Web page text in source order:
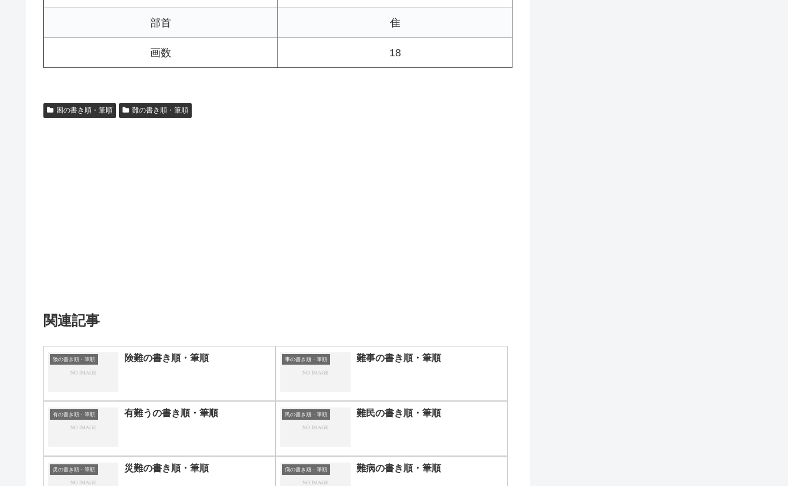
部首 隹
画数 18
困の書き順・筆順 難の書き順・筆順
関連記事
険の書き順・筆順 険難の書き順・筆順 事の書き順・筆順 難事の書き順・筆順
有の書き順・筆順 有難うの書き順・筆順 民の書き順・筆順 難民の書き順・筆順
災の書き順・筆順 災難の書き順・筆順 病の書き順・筆順 難病の書き順・筆順